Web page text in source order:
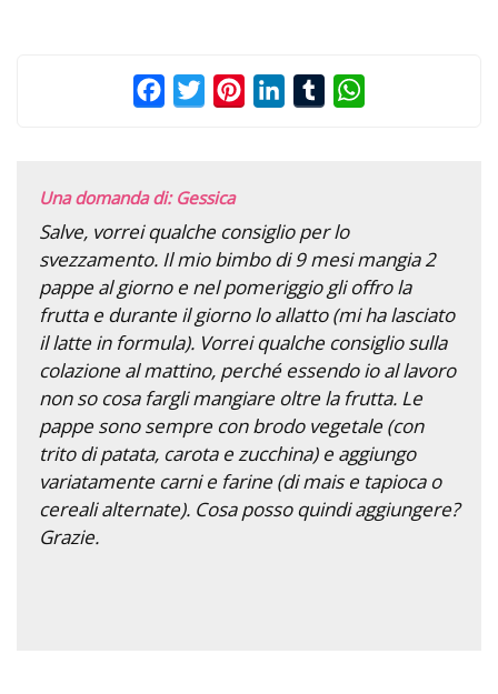
FacebookTwitterPinterestLinkedInTumblr
Una domanda di: Gessica
Salve, vorrei qualche consiglio per lo
svezzamento. Il mio bimbo di 9 mesi mangia 2
pappe al giorno e nel pomeriggio gli offro la
frutta e durante il giorno lo allatto (mi ha lasciato
il latte in formula). Vorrei qualche consiglio sulla
colazione al mattino, perché essendo io al lavoro
non so cosa fargli mangiare oltre la frutta. Le
pappe sono sempre con brodo vegetale (con
trito di patata, carota e zucchina) e aggiungo
variatamente carni e farine (di mais e tapioca o
cereali alternate). Cosa posso quindi aggiungere?
Grazie.